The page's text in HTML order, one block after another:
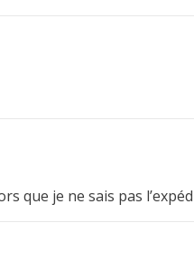
que je ne sais pas